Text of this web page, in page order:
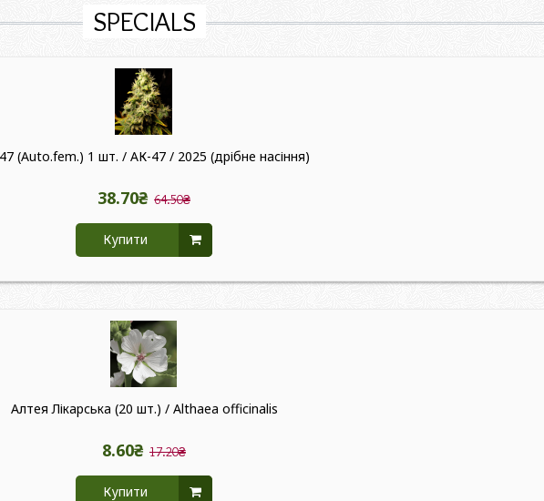
SPECIALS
(Auto.fem.) 1 шт. / АК-47 / 2025 (дрібне насіння)
38.70₴ 64.50₴
Купити
Алтея Лікарська (20 шт.) / Althaea officinalis
8.60₴ 17.20₴
Купити